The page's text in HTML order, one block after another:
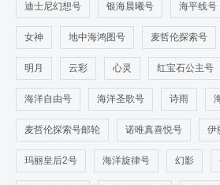
迪士尼幻想号 银海晨曦号 海平线号
女神 地中海鸿图号 麦哲伦探索号
明月 云彩 心灵 红宝石公主号
海洋自由号 海洋圣歌号 诗雨
麦哲伦探索号邮轮 诺唯真喜悦号 伊
玛丽皇后2号 海洋旋律号 幻影